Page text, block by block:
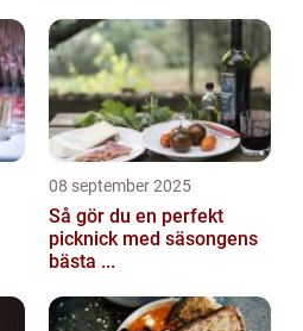
08 september 2025
Så gör du en perfekt
picknick med säsongens
bästa ...